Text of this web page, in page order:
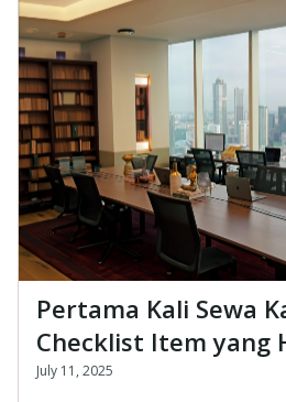
Pertama Kali Sewa
Checklist Item yang
Perhatikan
July 11, 2025